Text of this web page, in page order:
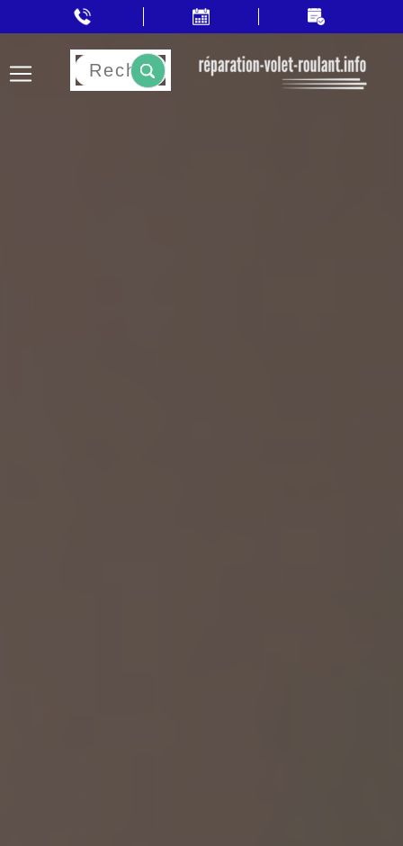
Rechercher